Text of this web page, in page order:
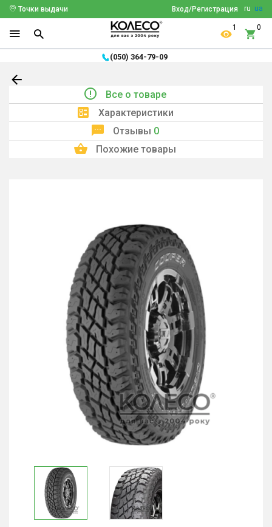
ru ua
Вход/Регистрация
Точки выдачи
1 0
(050) 364-79-09
Все о товаре
Характеристики
Отзывы 0
Похожие товары